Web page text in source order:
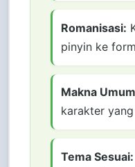
Romanisasi:
pinyin ke
Makna
karakter
Tema Sesuai: